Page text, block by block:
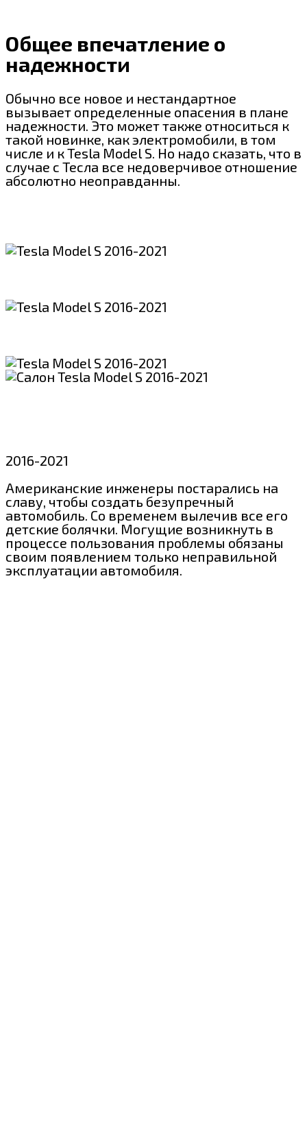
Общее впечатление о
надежности
Обычно все новое и нестандартное
вызывает определенные опасения в плане
надежности. Это может также относиться к
такой новинке, как электромобили, в том
числе и к Tesla Model S. Но надо сказать, что в
случае с Тесла все недоверчивое отношение
абсолютно неоправданны.
2016-2021
Американские инженеры постарались на
славу, чтобы создать безупречный
автомобиль. Со временем вылечив все его
детские болячки. Могущие возникнуть в
процессе пользования проблемы обязаны
своим появлением только неправильной
эксплуатации автомобиля.